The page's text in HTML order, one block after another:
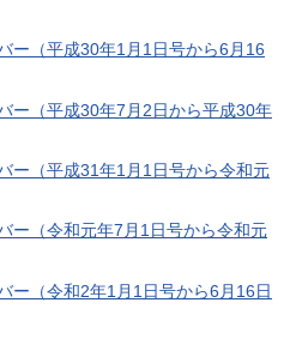
ー（平成30年1月1日号から6月16
ー（平成30年7月2日から平成30年
ー（平成31年1月1日号から令和元
ー（令和元年7月1日号から令和元
ー（令和2年1月1日号から6月16日